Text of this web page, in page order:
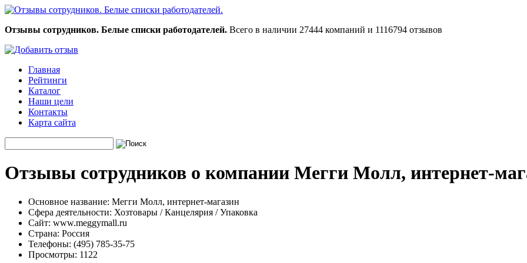
Отзывы сотрудников. Белые списки работодателей. Всего в наличии 27444 компаний и 1116794 отзывов
Главная
Рейтинги
Каталог
Наши цели
Контакты
Карта сайта
Отзывы сотрудников о компании Мегги Молл, интернет-
Основное название: Мегги Молл, интернет-магазин
Сфера деятельности: Хозтовары / Канцелярия / Упаковка
Сайт: www.meggymall.ru
Страна: Россия
Телефоны: (495) 785-35-75
Просмотры: 1122